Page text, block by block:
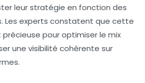
leur stratégie en fonction des
Les experts constatent que cette
précieuse pour optimiser le mix
une visibilité cohérente sur